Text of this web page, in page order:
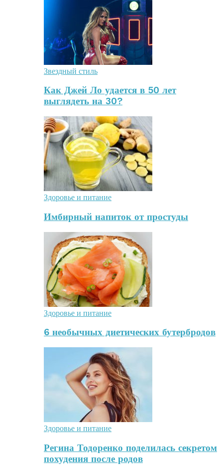
Звездный стиль
Как Джей Ло удается в 50 лет
выглядеть на 30?
Здоровье и питание
Имбирный напиток от простуды
Здоровье и питание
6 необычных диетических бутербродов
Здоровье и питание
Регина Тодоренко поделилась секретом
похудения после родов